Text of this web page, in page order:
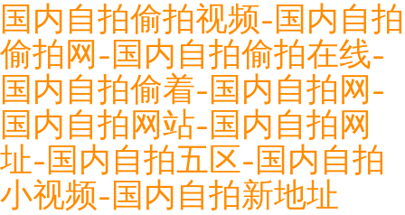
国内自拍偷拍视频-国内自拍
偷拍网-国内自拍偷拍在线-
国内自拍偷着-国内自拍网-
国内自拍网站-国内自拍网
址-国内自拍五区-国内自拍
小视频-国内自拍新地址